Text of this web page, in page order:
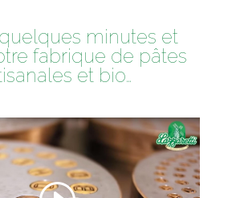
minutes et
fabrique de pâtes
et bio…